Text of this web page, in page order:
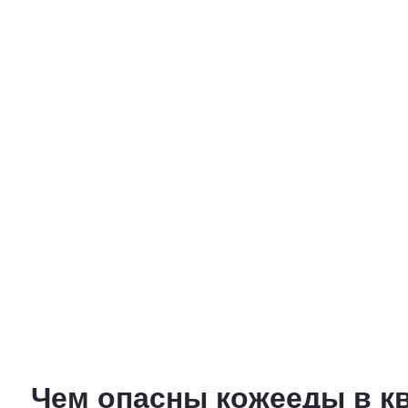
Чем опасны кожееды в